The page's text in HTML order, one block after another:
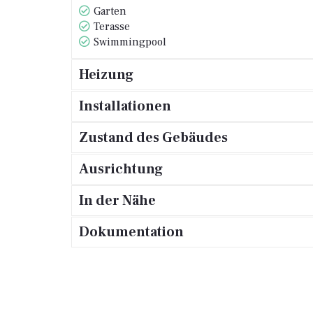
Garten
Terasse
Swimmingpool
Heizung
Installationen
Zustand des Gebäudes
Ausrichtung
In der Nähe
Dokumentation